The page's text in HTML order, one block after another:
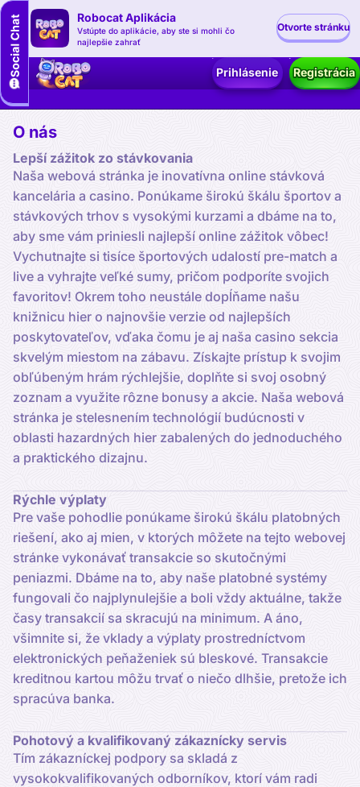
Robocat Aplikácia
Vstúpte do aplikácie, aby ste si mohli čo
najlepšie zahrať
Otvorte stránku
Prihlásenie Registrácia
O nás
Lepší zážitok zo stávkovania
Naša webová stránka je inovatívna online stávková
kancelária a casino. Ponúkame širokú škálu športov a
stávkových trhov s vysokými kurzami a dbáme na to,
aby sme vám priniesli najlepší online zážitok vôbec!
Vychutnajte si tisíce športových udalostí pre-match a
live a vyhrajte veľké sumy, pričom podporíte svojich
favoritov! Okrem toho neustále dopĺňame našu
knižnicu hier o najnovšie verzie od najlepších
poskytovateľov, vďaka čomu je aj naša casino sekcia
skvelým miestom na zábavu. Získajte prístup k svojim
obľúbeným hrám rýchlejšie, doplňte si svoj osobný
zoznam a využite rôzne bonusy a akcie. Naša webová
stránka je stelesnením technológií budúcnosti v
oblasti hazardných hier zabalených do jednoduchého
a praktického dizajnu.
Rýchle výplaty
Pre vaše pohodlie ponúkame širokú škálu platobných
riešení, ako aj mien, v ktorých môžete na tejto webovej
stránke vykonávať transakcie so skutočnými
peniazmi. Dbáme na to, aby naše platobné systémy
fungovali čo najplynulejšie a boli vždy aktuálne, takže
časy transakcií sa skracujú na minimum. A áno,
všimnite si, že vklady a výplaty prostredníctvom
elektronických peňaženiek sú bleskové. Transakcie
kreditnou kartou môžu trvať o niečo dlhšie, pretože ich
spracúva banka.
Pohotový a kvalifikovaný zákaznícky servis
Tím zákazníckej podpory sa skladá z
vysokokvalifikovaných odborníkov, ktorí vám radi